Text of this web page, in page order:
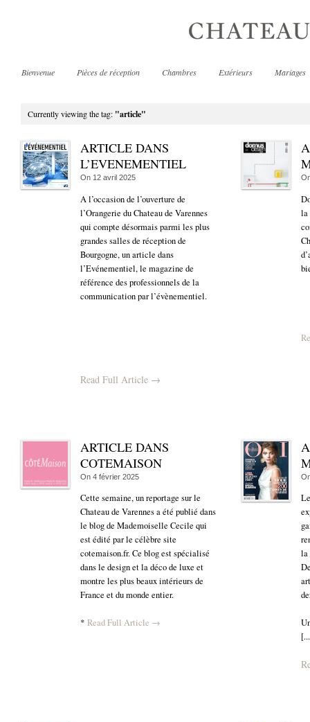
Bienvenue Pièces de réception Chambres Extérieurs Mariages
Currently viewing the tag: "article"
ARTICLE DANS
L’EVENEMENTIEL
On 12 avril 2025
A l’occasion de l’ouverture de
l’Orangerie du Chateau de Varennes
qui compte désormais parmi les plus
grandes salles de réception de
Bourgogne, un article dans
l’Evénementiel, le magazine de
référence des professionnels de la
communication par l’évènementiel.
Read Full Article →
la
ARTICLE DANS
COTEMAISON
On 4 février 2025
Cette semaine, un reportage sur le
Chateau de Varennes a été publié dans
le blog de Mademoiselle Cecile qui
est édité par le célèbre site
cotemaison.fr. Ce blog est spécialisé
dans le design et la déco de luxe et
montre les plus beaux intérieurs de
France et du monde entier.
* Read Full Article →
la